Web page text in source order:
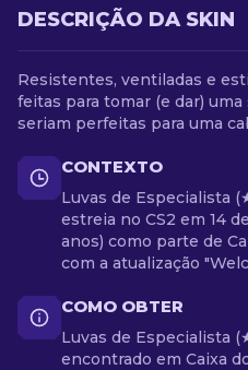
DESCRIÇÃO DA SKIN
Resistentes, ventiladas e
feitas para tomar (e dar)
seriam perfeitas para uma
CONTEXTO
Luvas de Especialista
estreia no CS2 em 14
anos) como parte de
com a atualização
COMO OBTER
Luvas de Especialista
encontrado em Caixa